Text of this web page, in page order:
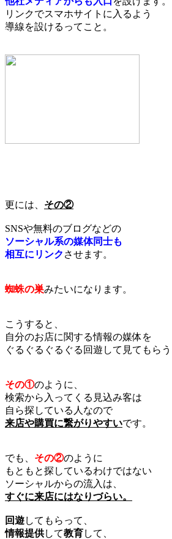
リンクでスマホサイトに入るよう
導線を設けるってこと。
更には、 その②
SNSや無料のブログなどの
ソーシャル系の媒体同士も
相互にリンク させます。
蜘蛛の巣みたいになります。
こうすると、
自分のお店に関する情報の媒体を
ぐるぐるぐるぐる回遊して見てもらう
その①のように、
検索から入ってくる見込み客は
自ら探している人なので
来店や購買に繋がりやすいです。
でも、 その②のように
もともと探しているわけではない
ソーシャルからの流入は、
すぐに来店にはなりづらい。
回遊してもらって、
情報提供して教育して、